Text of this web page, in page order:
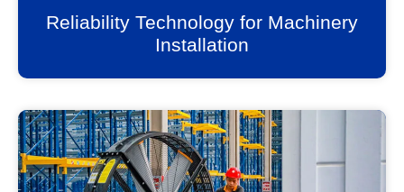
Reliability Technology for Machinery
Installation